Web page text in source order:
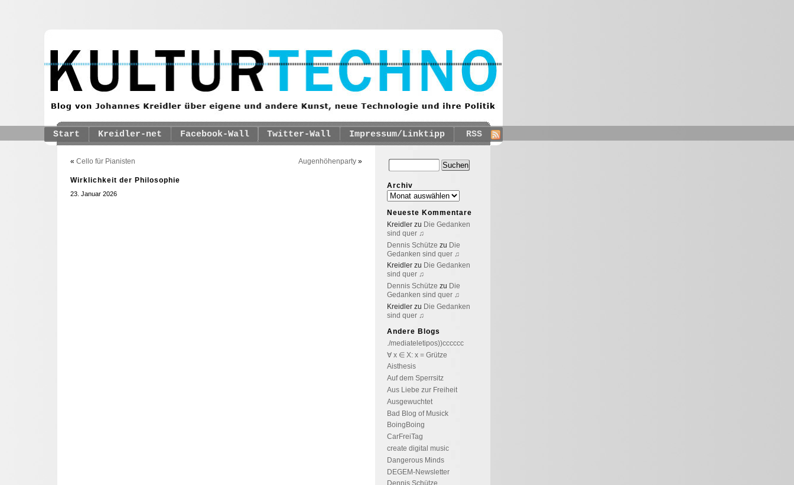
Start Kreidler-net Facebook-Wall Twitter-Wall Impressum/Linktipp RSS
« Cello für Pianisten Augenhöhenparty »
Wirklichkeit der Philosophie
23. Januar 2026
Archiv
Neueste Kommentare
Kreidler zu Die Gedanken
sind quer ♫
Dennis Schütze zu Die
Gedanken sind quer ♫
Kreidler zu Die Gedanken
sind quer ♫
Dennis Schütze zu Die
Gedanken sind quer ♫
Kreidler zu Die Gedanken
sind quer ♫
Andere Blogs
./mediateletipos))cccccc
∀ x ∈ X: x = Grütze
Aisthesis
Auf dem Sperrsitz
Aus Liebe zur Freiheit
Ausgewuchtet
Bad Blog of Musick
BoingBoing
CarFreiTag
create digital music
Dangerous Minds
DEGEM-Newsletter